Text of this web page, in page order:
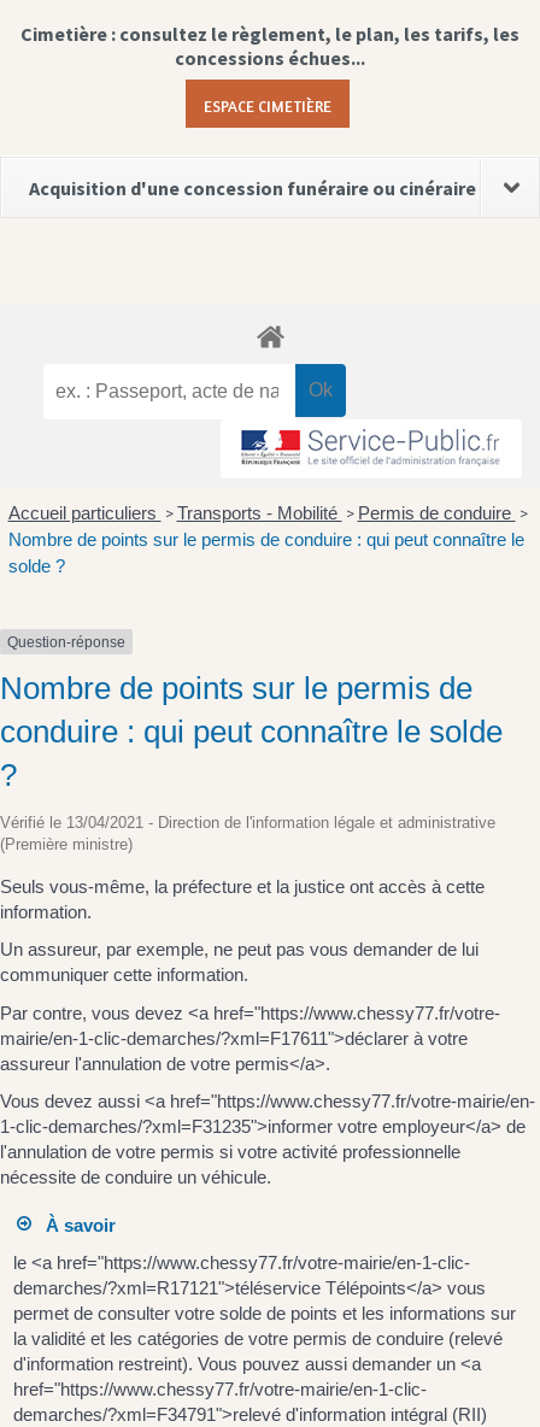
Cimetière : consultez le règlement, le plan, les tarifs, les
concessions échues...
ESPACE CIMETIÈRE
Acquisition d'une concession funéraire ou cinéraire
Accueil particuliers > Transports - Mobilité > Permis de conduire >
Nombre de points sur le permis de conduire : qui peut connaître le
solde ?
Question-réponse
Nombre de points sur le permis de
conduire : qui peut connaître le solde
?
Vérifié le 13/04/2021 - Direction de l'information légale et administrative
(Première ministre)
Seuls vous-même, la préfecture et la justice ont accès à cette
information.
Un assureur, par exemple, ne peut pas vous demander de lui
communiquer cette information.
Par contre, vous devez <a href="https://www.chessy77.fr/votre-
mairie/en-1-clic-demarches/?xml=F17611">déclarer à votre
assureur l'annulation de votre permis</a>.
Vous devez aussi <a href="https://www.chessy77.fr/votre-mairie/en-
1-clic-demarches/?xml=F31235">informer votre employeur</a> de
l'annulation de votre permis si votre activité professionnelle
nécessite de conduire un véhicule.
À savoir
le <a href="https://www.chessy77.fr/votre-mairie/en-1-clic-
demarches/?xml=R17121">téléservice Télépoints</a> vous
permet de consulter votre solde de points et les informations sur
la validité et les catégories de votre permis de conduire (relevé
d'information restreint). Vous pouvez aussi demander un <a
href="https://www.chessy77.fr/votre-mairie/en-1-clic-
demarches/?xml=F34791">relevé d'information intégral (RII)